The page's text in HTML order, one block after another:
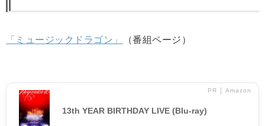
「ミュージックドラゴン」 （番組ページ）
PR │ Amazon
13th YEAR BIRTHDAY LIVE (Blu-ray)